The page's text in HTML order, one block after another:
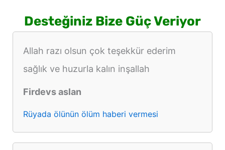
Desteğiniz Bize Güç Veriyor
Allah razı olsun çok teşekkür ederim
sağlık ve huzurla kalın inşallah
Firdevs aslan
Rüyada ölünün ölüm haberi vermesi